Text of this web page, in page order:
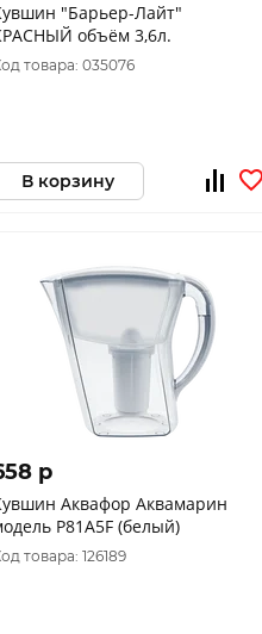
"Барьер-Лайт"
объём 3,6л.
товара: 035076
В корзину
p
Аквафор Аквамарин
Р81А5F (белый)
товара: 126189